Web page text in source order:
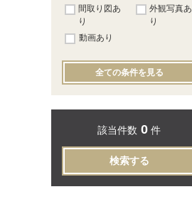
間取り図あ
り
外観写真あ
り
動画あり
全ての条件を見る
該当件数 0 件
検索する